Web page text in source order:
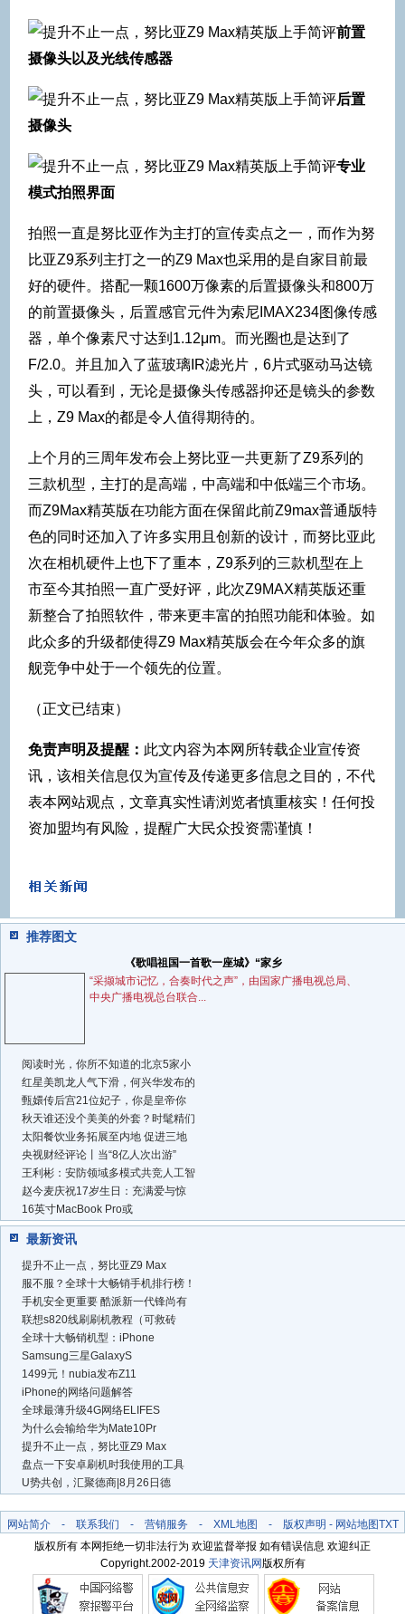
前置
摄像头以及光线传感器
后置
摄像头
专业
模式拍照界面
拍照一直是努比亚作为主打的宣传卖点之一，而作为努
比亚Z9系列主打之一的Z9 Max也采用的是自家目前最
好的硬件。搭配一颗1600万像素的后置摄像头和800万
的前置摄像头，后置感官元件为索尼IMAX234图像传感
器，单个像素尺寸达到1.12μm。而光圈也是达到了
F/2.0。并且加入了蓝玻璃IR滤光片，6片式驱动马达镜
头，可以看到，无论是摄像头传感器抑还是镜头的参数
上，Z9 Max的都是令人值得期待的。
上个月的三周年发布会上努比亚一共更新了Z9系列的
三款机型，主打的是高端，中高端和中低端三个市场。
而Z9Max精英版在功能方面在保留此前Z9max普通版特
色的同时还加入了许多实用且创新的设计，而努比亚此
次在相机硬件上也下了重本，Z9系列的三款机型在上
市至今其拍照一直广受好评，此次Z9MAX精英版还重
新整合了拍照软件，带来更丰富的拍照功能和体验。如
此众多的升级都使得Z9 Max精英版会在今年众多的旗
舰竞争中处于一个领先的位置。
（正文已结束）
免责声明及提醒： 此文内容为本网所转载企业宣传资
讯，该相关信息仅为宣传及传递更多信息之目的，不代
表本网站观点，文章真实性请浏览者慎重核实！任何投
资加盟均有风险，提醒广大民众投资需谨慎！
推荐图文
《歌唱祖国一首歌一座城》“家乡
“采撷城市记忆，合奏时代之声”，由国家广播电视总局、
中央广播电视总台联合...
阅读时光，你所不知道的北京5家小
红星美凯龙人气下滑，何兴华发布的
甄嬛传后宫21位妃子，你是皇帝你
秋天谁还没个美美的外套？时髦精们
太阳餐饮业务拓展至内地 促进三地
央视财经评论丨当“8亿人次出游”
王利彬：安防领域多模式共竞人工智
赵今麦庆祝17岁生日：充满爱与惊
16英寸MacBook Pro或
最新资讯
提升不止一点，努比亚Z9 Max
服不服？全球十大畅销手机排行榜！
手机安全更重要 酷派新一代锋尚有
联想s820线刷刷机教程（可救砖
全球十大畅销机型：iPhone
Samsung三星GalaxyS
1499元！nubia发布Z11
iPhone的网络问题解答
全球最薄升级4G网络ELIFES
为什么会输给华为Mate10Pr
提升不止一点，努比亚Z9 Max
盘点一下安卓刷机时我使用的工具
U势共创，汇聚德商|8月26日德
网站简介- 联系我们 - 营销服务 - XML地图 - 版权声明 - 网站地图TXT
版权所有 本网拒绝一切非法行为 欢迎监督举报 如有错误信息 欢迎纠正
Copyright.2002-2019 天津资讯网版权所有